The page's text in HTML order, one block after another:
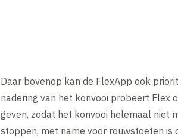
Daar bovenop kan de FlexApp ook
nadering van het konvooi probeert Flex
geven, zodat het konvooi helemaal niet
stoppen, met name voor rouwstoeten is